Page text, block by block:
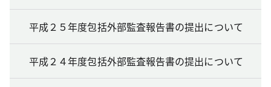
平成２５年度包括外部監査報告書の提出について
平成２４年度包括外部監査報告書の提出について